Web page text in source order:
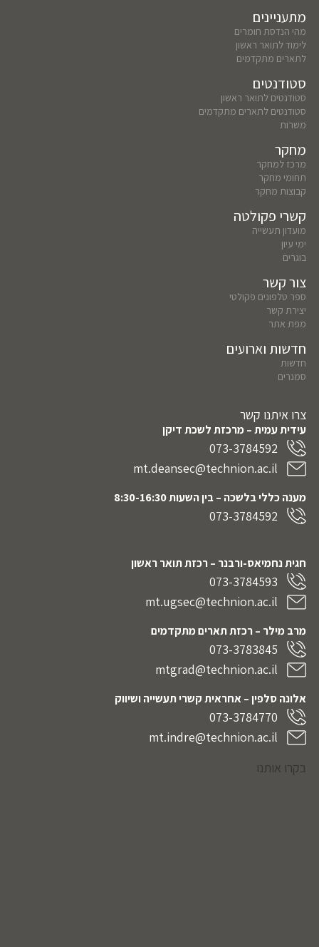
מתעניינים
מהי הנדסת חומרים
לימוד לתואר ראשון
לתארים מתקדמים
סטודנטים
סטודנטים לתואר ראשון
סטודנטים לתארים מתקדמים
משרות
מחקר
מרכז למחקר
תחומי מחקר
קבוצות מחקר
קשרי פקולטה
מועדון תעשייה
ימי עיון
בוגרים
צור קשר
ספר טלפונים פקולטי
יצירת קשר
מפת אתר
חדשות וארועים
חדשות
סמנרים
צרו איתנו קשר
עידית עמית – מרכזת לשכת דיקן
073-3784592
mt.deansec@technion.ac.il
מענה כללי בלשכה – בין השעות 8:30-16:30
073-3784592
חגית נחמיאס-ורבנר – רכזת תואר ראשון
073-3784593
mt.ugsec@technion.ac.il
מרב מילר – רכזת תארים מתקדמים
073-3783845
mtgrad@technion.ac.il
אלונה סלפין – אחראית קשרי תעשייה ושיווק
073-3784770
mt.indre@technion.ac.il
בקרו אותנו